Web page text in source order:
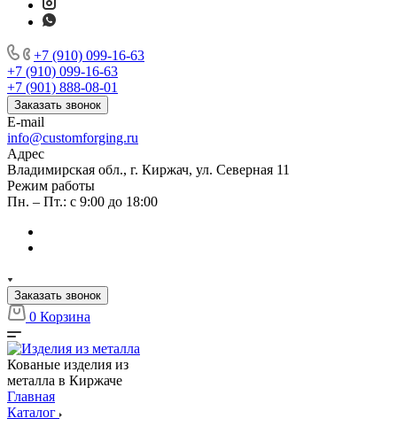
+7 (910) 099-16-63
+7 (910) 099-16-63
+7 (901) 888-08-01
Заказать звонок
E-mail
info@customforging.ru
Адрес
Владимирская обл., г. Киржач, ул. Северная 11
Режим работы
Пн. – Пт.: с 9:00 до 18:00
Заказать звонок
0 Корзина
Кованые изделия из
металла в Киржаче
Главная
Каталог